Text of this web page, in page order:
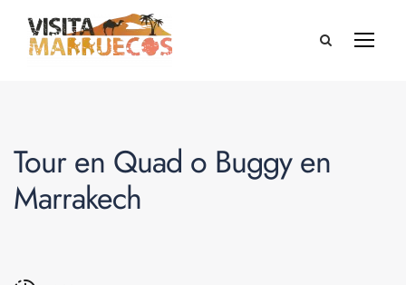
Tour en Quad o Buggy en
Marrakech